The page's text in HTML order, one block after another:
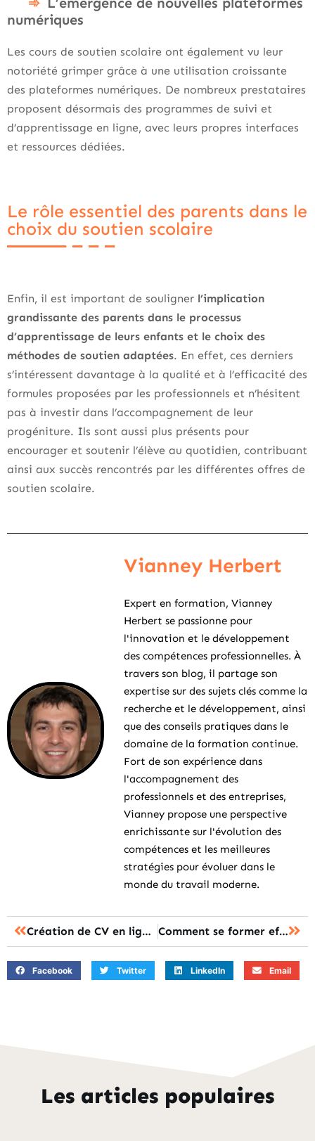
numériques
Les cours de soutien scolaire ont également vu leur
notoriété grimper grâce à une utilisation croissante
des plateformes numériques. De nombreux prestataires
proposent désormais des programmes de suivi et
d’apprentissage en ligne, avec leurs propres interfaces
et ressources dédiées.
Le rôle essentiel des parents dans le
choix du soutien scolaire
Enfin, il est important de souligner l’implication
grandissante des parents dans le processus
d’apprentissage de leurs enfants et le choix des
méthodes de soutien adaptées. En effet, ces derniers
s’intéressent davantage à la qualité et à l’efficacité des
formules proposées par les professionnels et n’hésitent
pas à investir dans l’accompagnement de leur
progéniture. Ils sont aussi plus présents pour
encourager et soutenir l’élève au quotidien, contribuant
ainsi aux succès rencontrés par les différentes offres de
soutien scolaire.
Vianney Herbert
Expert en formation, Vianney
Herbert se passionne pour
l'innovation et le développement
des compétences professionnelles. À
travers son blog, il partage son
expertise sur des sujets clés comme la
recherche et le développement, ainsi
que des conseils pratiques dans le
domaine de la formation continue.
Fort de son expérience dans
l'accompagnement des
professionnels et des entreprises,
Vianney propose une perspective
enrichissante sur l'évolution des
compétences et les meilleures
stratégies pour évoluer dans le
monde du travail moderne.
Création de CV en ligne et template : suivez le guide Comment se former efficacement en vitrerie teintée : guide complet
Facebook Twitter LinkedIn Email
Les articles populaires